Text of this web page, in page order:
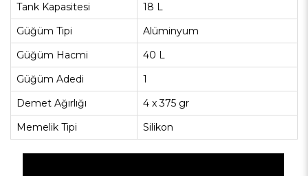
Tank Kapasitesi
18 L
Güğüm Tipi
Alüminyum
Güğüm Hacmi
40 L
Güğüm Adedi
1
Demet Ağırlığı
4 x 375 gr
Memelik Tipi
Silikon